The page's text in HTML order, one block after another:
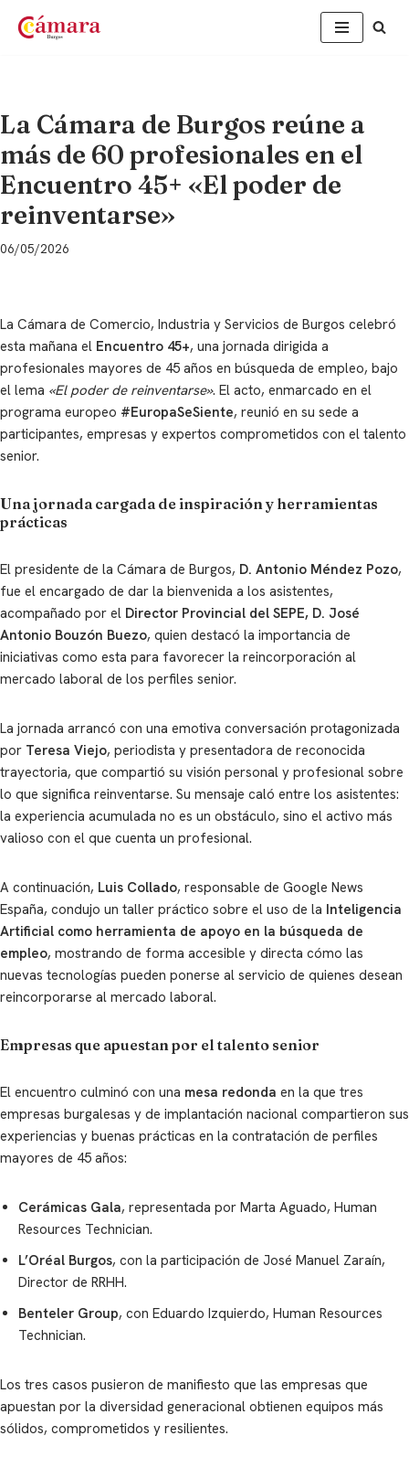
La Cámara de Burgos reúne a
más de 60 profesionales en el
Encuentro 45+ «El poder de
reinventarse»
06/05/2026
La Cámara de Comercio, Industria y Servicios de Burgos celebró
esta mañana el Encuentro 45+, una jornada dirigida a
profesionales mayores de 45 años en búsqueda de empleo, bajo
el lema «El poder de reinventarse». El acto, enmarcado en el
programa europeo #EuropaSeSiente, reunió en su sede a
participantes, empresas y expertos comprometidos con el talento
senior.
Una jornada cargada de inspiración y herramientas
prácticas
El presidente de la Cámara de Burgos, D. Antonio Méndez Pozo,
fue el encargado de dar la bienvenida a los asistentes,
acompañado por el Director Provincial del SEPE, D. José
Antonio Bouzón Buezo, quien destacó la importancia de
iniciativas como esta para favorecer la reincorporación al
mercado laboral de los perfiles senior.
La jornada arrancó con una emotiva conversación protagonizada
por Teresa Viejo, periodista y presentadora de reconocida
trayectoria, que compartió su visión personal y profesional sobre
lo que significa reinventarse. Su mensaje caló entre los asistentes:
la experiencia acumulada no es un obstáculo, sino el activo más
valioso con el que cuenta un profesional.
A continuación, Luis Collado, responsable de Google News
España, condujo un taller práctico sobre el uso de la Inteligencia
Artificial como herramienta de apoyo en la búsqueda de
empleo, mostrando de forma accesible y directa cómo las
nuevas tecnologías pueden ponerse al servicio de quienes desean
reincorporarse al mercado laboral.
Empresas que apuestan por el talento senior
El encuentro culminó con una mesa redonda en la que tres
empresas burgalesas y de implantación nacional compartieron sus
experiencias y buenas prácticas en la contratación de perfiles
mayores de 45 años:
Cerámicas Gala, representada por Marta Aguado, Human
Resources Technician.
L’Oréal Burgos, con la participación de José Manuel Zaraín,
Director de RRHH.
Benteler Group, con Eduardo Izquierdo, Human Resources
Technician.
Los tres casos pusieron de manifiesto que las empresas que
apuestan por la diversidad generacional obtienen equipos más
sólidos, comprometidos y resilientes.